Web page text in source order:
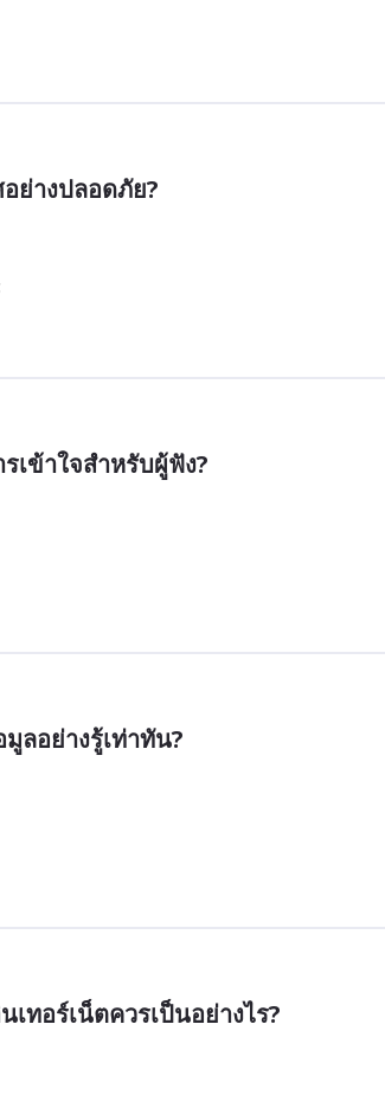
ย่างปลอดภัย?
เข้าใจสำหรับผู้ฟัง?
ลอย่างรู้เท่าทัน?
ทอร์เน็ตควรเป็นอย่างไร?